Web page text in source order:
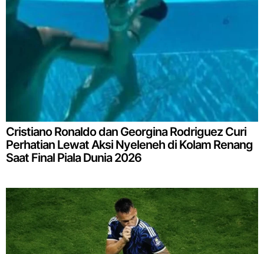
Cristiano Ronaldo dan Georgina Rodriguez Curi
Perhatian Lewat Aksi Nyeleneh di Kolam Renang
Saat Final Piala Dunia 2026